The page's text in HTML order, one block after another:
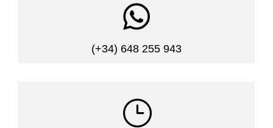

(+34) 648 255 943
}